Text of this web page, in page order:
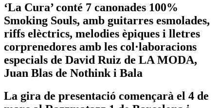
‘La Cura’ conté 7 canonades 100%
Smoking Souls, amb guitarres esmolades,
riffs elèctrics, melodies èpiques i lletres
corprenedores amb les col·laboracions
especials de David Ruiz de LA MODA,
Juan Blas de Nothink i Bala
La gira de presentació començarà el 4 de